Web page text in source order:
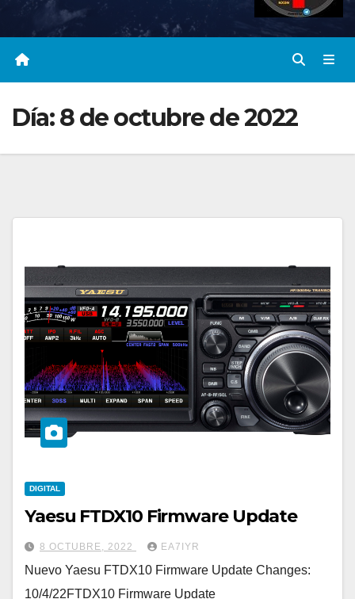
Día:8 de octubre de 2022
DIGITAL
Yaesu FTDX10 Firmware Update
8 OCTUBRE, 2022 EA7IYR
Nuevo Yaesu FTDX10 Firmware Update Changes:
10/4/22FTDX10 Firmware Update